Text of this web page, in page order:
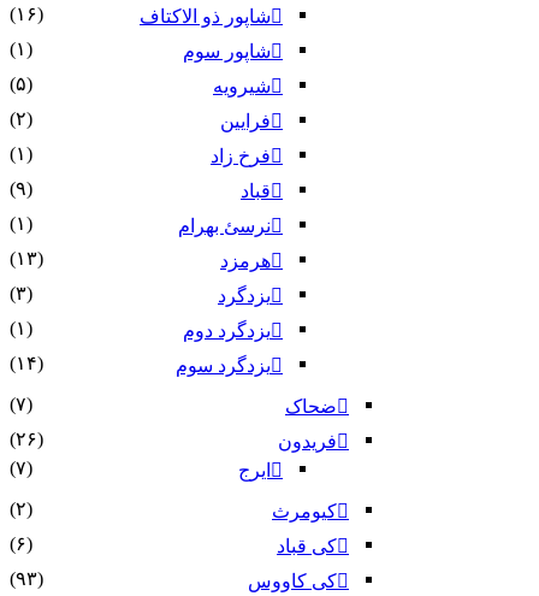
شاپور ذو الاکتاف
(۱۶)
شاپور سوم‏
(۱)
شیرویه
(۵)
فرایین
(۲)
فرخ زاد
(۱)
قباد
(۹)
نرسئ بهرام‏
(۱)
هرمزد
(۱۳)
یزدگرد
(۳)
یزدگرد دوم
(۱)
یزدگرد سوم
(۱۴)
ضحاک
(۷)
فریدون
(۲۶)
ایرج
(۷)
کیومرث
(۲)
کی قباد
(۶)
کی کاووس
(۹۳)